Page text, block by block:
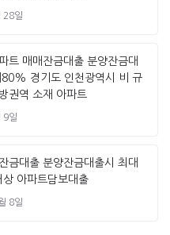
28일
트 매매잔금대출 분양잔금대
80% 경기도 인천광역시 비 규
권역 소재 아파트
9일
금대출 분양잔금대출시 최대
아파트담보대출
8일